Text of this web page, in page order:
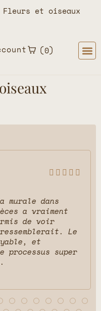
et oiseaux
0
    
dans
a vraiment
de voir
Le
et
processus super